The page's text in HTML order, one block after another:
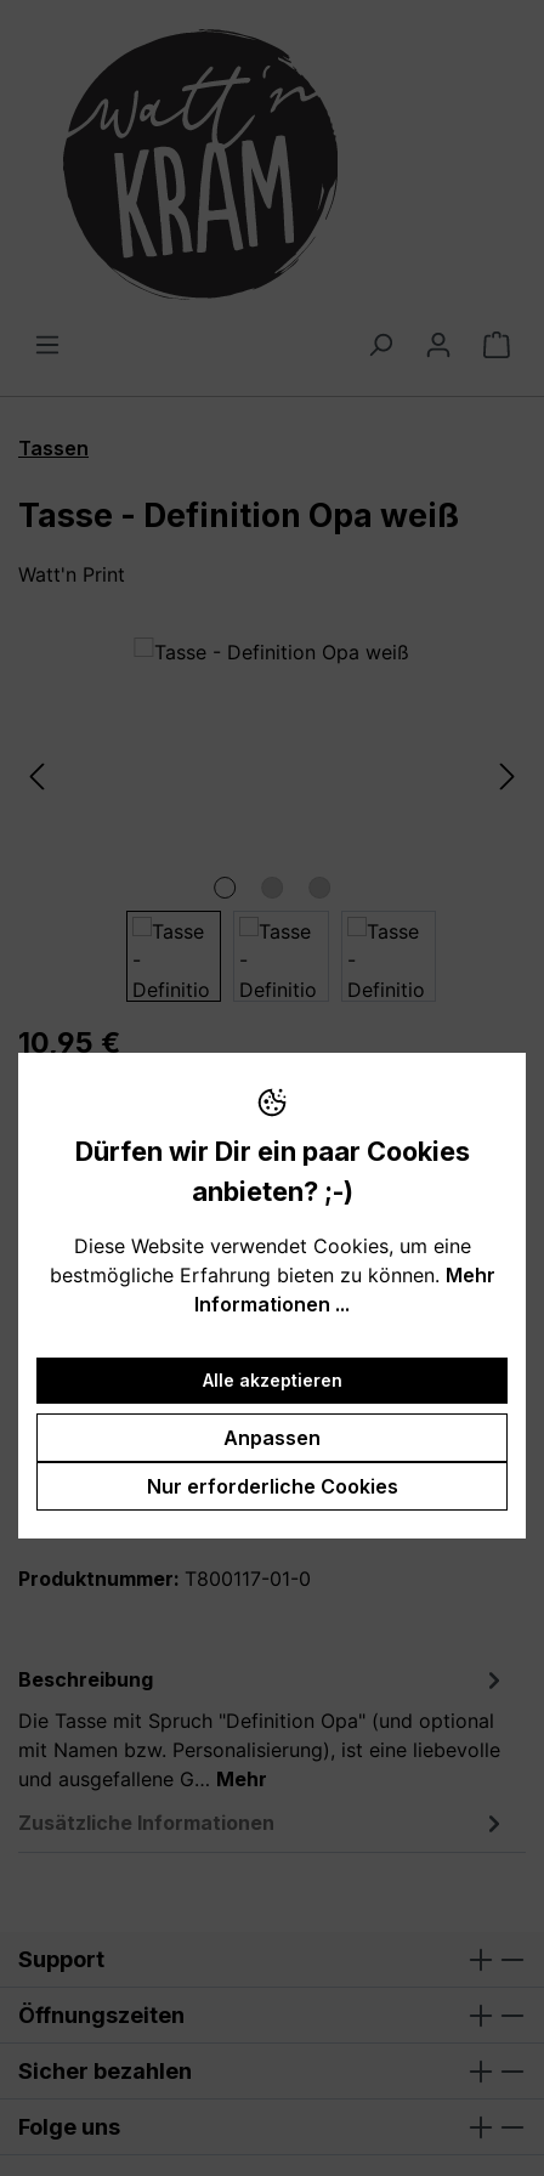
Tassen
Tasse - Definition Opa weiß
Watt'n Print
Bildergalerie überspringen
10,95 €
Verfügbar, Lieferzeit: 1-3 Tage
weiß
schwarz hellblau
rosa
burgund
türkis
auswählen
ohne Personalisierung
Produkt Anzahl: Gib den gewünschten
In den Warenkorb
Produktnummer: T800117-01-0
Beschreibung
Die Tasse mit Spruch "Definition Opa" (und optional
mit Namen bzw. Personalisierung), ist eine liebevolle
und ausgefallene G… Mehr
Zusätzliche Informationen
Support
Öffnungszeiten
Sicher bezahlen
Folge uns
Dürfen wir Dir ein paar Cookies
anbieten? ;-)
Diese Website verwendet Cookies, um eine
bestmögliche Erfahrung bieten zu können. Mehr
Informationen ...
Alle akzeptieren
Anpassen
Nur erforderliche Cookies